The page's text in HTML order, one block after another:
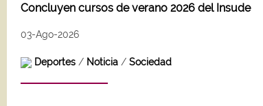
Concluyen cursos de verano 2026 del Insude
03-Ago-2026
Deportes/ Noticia/ Sociedad